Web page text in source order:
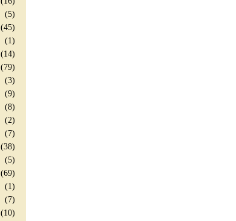
(5)
(45)
(1)
(14)
(79)
(3)
(9)
(8)
(2)
(7)
(38)
(5)
(69)
(1)
(7)
(10)